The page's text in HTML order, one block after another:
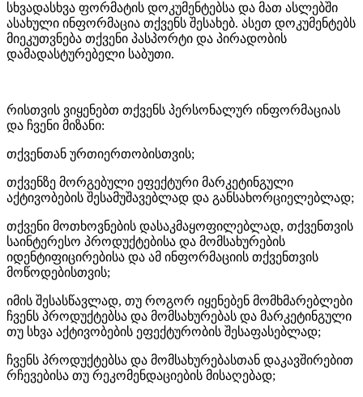
სხვადასხვა ფორმატის დოკუმენტებსა და მათ ასლებში
ასახული ინფორმაცია თქვენს შესახებ. ასეთ დოკუმენტებს
მიეკუთვნება თქვენი პასპორტი და პირადობის
დამადასტურებელი საბუთი.
რისთვის ვიყენებთ თქვენს პერსონალურ ინფორმაციას
და ჩვენი მიზანი:
თქვენთან ურთიერთობისთვის;
თქვენზე მორგებული ეფექტური მარკეტინგული
აქტივობების შესამუშავებლად და განსახორციელებლად;
თქვენი მოთხოვნების დასაკმაყოფილებლად, თქვენთვის
საინტერესო პროდუქტებისა და მომსახურების
იდენტიფიცირებისა და ამ ინფორმაციის თქვენთვის
მოწოდებისთვის;
იმის შესასწავლად, თუ როგორ იყენებენ მომხმარებლები
ჩვენს პროდუქტებსა და მომსახურებას და მარკეტინგული
თუ სხვა აქტივობების ეფექტურობის შესაფასებლად;
ჩვენს პროდუქტებსა და მომსახურებასთან დაკავშირებით
რჩევებისა თუ რეკომენდაციების მისაღებად;